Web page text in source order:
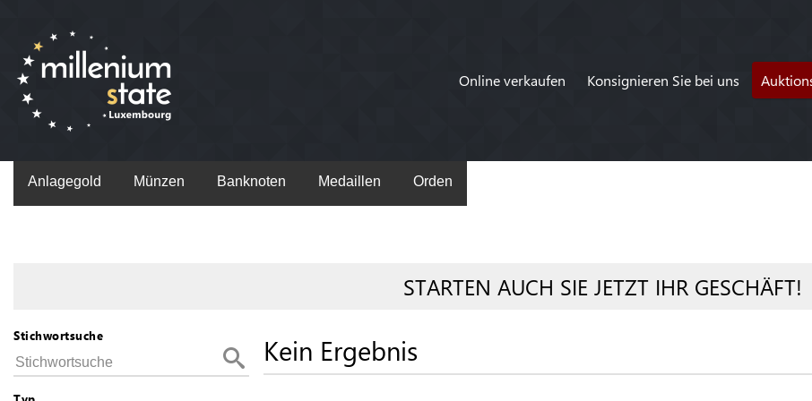
Online verkaufen Konsignieren Sie bei uns
Anlagegold Münzen Banknoten Medaillen Orden
STARTEN AUCH SIE JETZT IHR GESCHÄFT!
Stichwortsuche Kein Ergebnis